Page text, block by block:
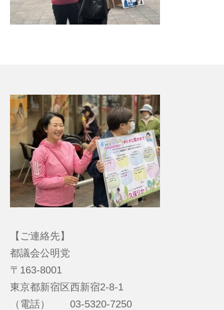
【ご連絡先】
都議会公明党
〒163-8001
東京都新宿区西新宿2-8-1
（電話） 03-5320-7250